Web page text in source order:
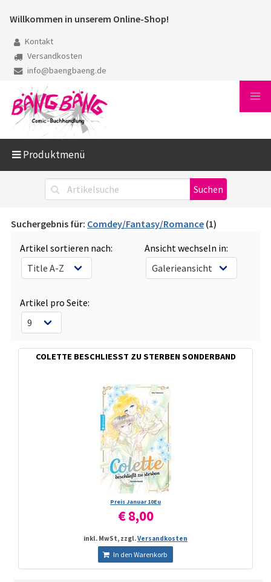
Willkommen in unserem Online-Shop!
Kontakt
Versandkosten
info@baengbaeng.de
Produktmenü
Suchergebnis für: Comdey/Fantasy/Romance (1)
Artikel sortieren nach:
Ansicht wechseln in:
Artikel pro Seite:
COLETTE BESCHLIESST ZU STERBEN SONDERBAND
Preis Januar 10Eu
€ 8,00
inkl. MwSt, zzgl.Versandkosten
In den Warenkorb